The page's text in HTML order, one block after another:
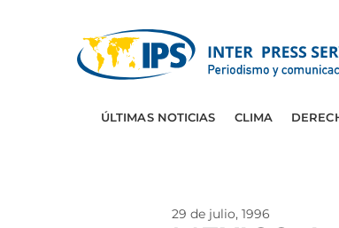
ÚLTIMAS NOTICIAS CLIMA
29 de julio, 1996